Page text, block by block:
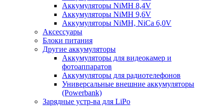
Аккумуляторы NiMH 8,4V
Аккумуляторы NiMH 9,6V
Аккумуляторы NiMH, NiCa 6,0V
Аксессуары
Блоки питания
Другие аккумуляторы
Аккумуляторы для видеокамер и
фотоаппаратов
Аккумуляторы для радиотелефонов
Универсальные внешние аккумуляторы
(Powerbank)
Зарядные устр-ва для LiPo